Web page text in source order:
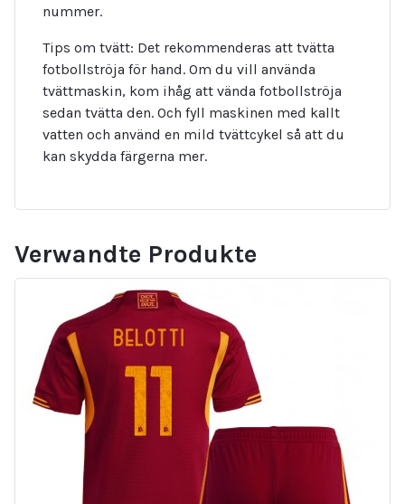
nummer.
Tips om tvätt: Det rekommenderas att tvätta
fotbollströja för hand. Om du vill använda
tvättmaskin, kom ihåg att vända fotbollströja
sedan tvätta den. Och fyll maskinen med kallt
vatten och använd en mild tvättcykel så att du
kan skydda färgerna mer.
Verwandte Produkte